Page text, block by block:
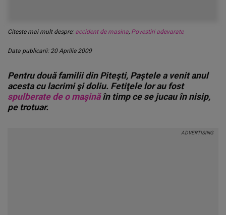
Citeste mai mult despre: accident de masina, Povestiri adevarate
Data publicarii: 20 Aprilie 2009
Pentru două familii din Piteşti, Paştele a venit anul
acesta cu lacrimi şi doliu. Fetiţele lor au fost
spulberate de o maşinăîn timp ce se jucau în nisip,
pe trotuar.